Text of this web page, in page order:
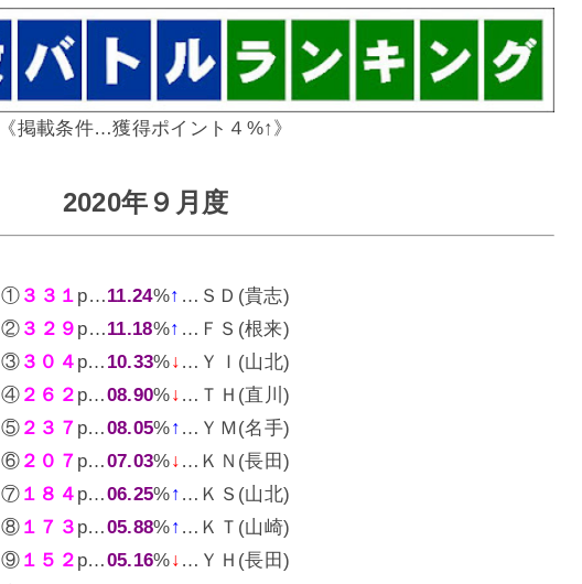
《掲載条件…獲得ポイント４%↑》
2020年９月度
① ３３１ p…11.24%↑ …ＳＤ(貴志)
② ３２９ p…11.18%↑ …ＦＳ(根来)
③３０４ p… 10.33%↓ …ＹＩ(山北)
④２６２ p…08.90%↓ …ＴＨ(直川)
⑤２３７ p…08.05%↑ …ＹＭ(名手)
⑥２０７ p…07.03%↓ …ＫＮ(長田)
⑦１８４ p…06.25%↑ …ＫＳ(山北)
⑧１７３ p…05.88%↑ …ＫＴ(山崎)
⑨１５２ p…05.16%↓ …ＹＨ(長田)